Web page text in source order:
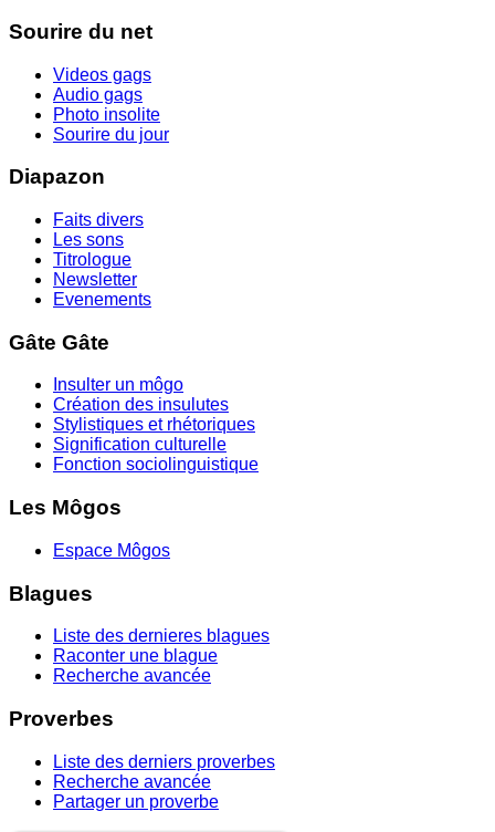
Sourire du net
Videos gags
Audio gags
Photo insolite
Sourire du jour
Diapazon
Faits divers
Les sons
Titrologue
Newsletter
Evenements
Gâte Gâte
Insulter un môgo
Création des insulutes
Stylistiques et rhétoriques
Signification culturelle
Fonction sociolinguistique
Les Môgos
Espace Môgos
Blagues
Liste des dernieres blagues
Raconter une blague
Recherche avancée
Proverbes
Liste des derniers proverbes
Recherche avancée
Partager un proverbe